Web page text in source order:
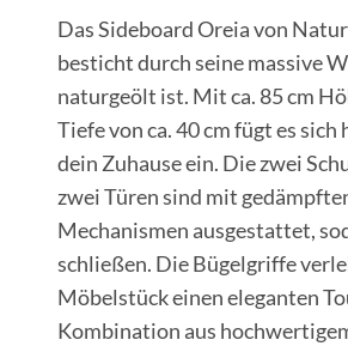
Das Sideboard Oreia von
besticht durch seine massive
naturgeölt ist. Mit ca. 85 cm
Tiefe von ca. 40 cm fügt es sich
dein Zuhause ein. Die zwei
zwei Türen sind mit
Mechanismen ausgestattet,
schließen. Die Bügelgriffe
Möbelstück einen eleganten
Kombination aus